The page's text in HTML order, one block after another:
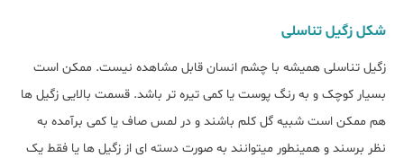
شکل زگیل تناسلی
زگیل تناسلی همیشه با چشم انسان قابل مشاهده نیست. ممکن است
بسیار کوچک و به رنگ پوست یا کمی تیره تر باشد. قسمت بالایی زگیل ها
هم ممکن است شبیه گل کلم باشند و در لمس صاف یا کمی برآمده به
نظر برسند و همینطور میتوانند به صورت دسته ای از زگیل ها یا فقط یک